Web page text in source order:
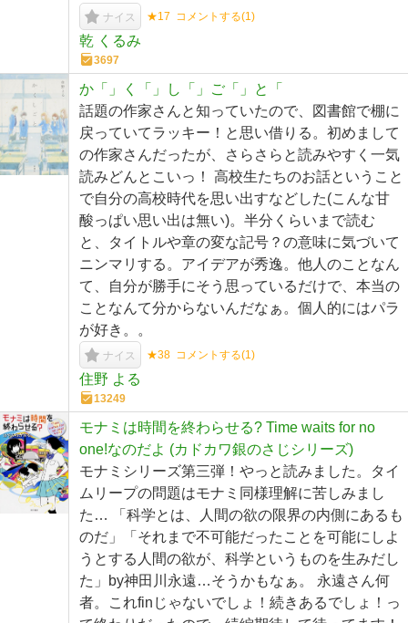
ナイス ★17 コメントする(1)
乾 くるみ
3697
か「」く「」し「」ご「」と「
話題の作家さんと知っていたので、図書館で棚に
戻っていてラッキー！と思い借りる。初めまして
の作家さんだったが、さらさらと読みやすく一気
読みどんとこいっ！ 高校生たちのお話ということ
で自分の高校時代を思い出すなどした(こんな甘
酸っぱい思い出は無い)。半分くらいまで読む
と、タイトルや章の変な記号？の意味に気づいて
ニンマリする。アイデアが秀逸。他人のことなん
て、自分が勝手にそう思っているだけで、本当の
ことなんて分からないんだなぁ。個人的にはパラ
が好き。。
ナイス ★38 コメントする(1)
住野 よる
13249
モナミは時間を終わらせる? Time waits for no
one!なのだよ (カドカワ銀のさじシリーズ)
モナミシリーズ第三弾！やっと読みました。タイ
ムリープの問題はモナミ同様理解に苦しみまし
た… 「科学とは、人間の欲の限界の内側にあるも
のだ」「それまで不可能だったことを可能にしよ
うとする人間の欲が、科学というものを生みだし
た」by神田川永遠…そうかもなぁ。 永遠さん何
者。これfinじゃないでしょ！続きあるでしょ！っ